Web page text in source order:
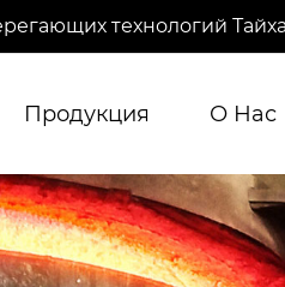
технологий
Продукция О Нас